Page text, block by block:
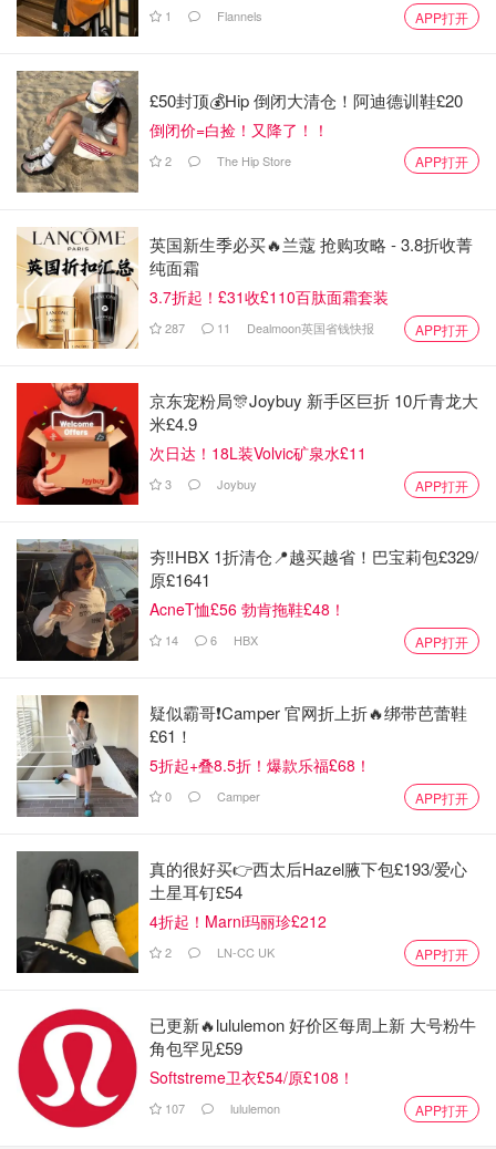
1 Flannels APP打开
£50封顶💰Hip 倒闭大清仓！阿迪德训鞋£20
倒闭价=白捡！又降了！！
2 The Hip Store APP打开
英国新生季必买🔥兰蔻 抢购攻略 - 3.8折收菁
纯面霜
3.7折起！£31收£110百肽面霜套装
287 11 Dealmoon英国省钱快报 APP打开
京东宠粉局🎊Joybuy 新手区巨折 10斤青龙大
米£4.9
次日达！18L装Volvic矿泉水£11
3 Joybuy APP打开
夯‼️HBX 1折清仓📍越买越省！巴宝莉包£329/
原£1641
AcneT恤£56 勃肯拖鞋£48！
14 6 HBX APP打开
疑似霸哥❗️Camper 官网折上折🔥绑带芭蕾鞋
£61！
5折起+叠8.5折！爆款乐福£68！
0 Camper APP打开
真的很好买👉西太后Hazel腋下包£193/爱心
土星耳钉£54
4折起！Marni玛丽珍£212
2 LN-CC UK APP打开
已更新🔥lululemon 好价区每周上新 大号粉牛
角包罕见£59
Softstreme卫衣£54/原£108！
107 lululemon APP打开